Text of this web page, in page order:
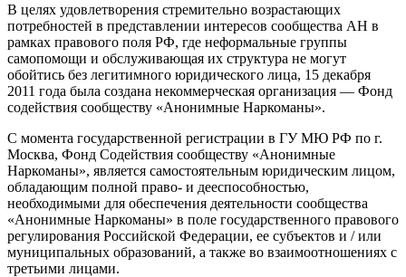
В целях удовлетворения стремительно возрастающих
потребностей в представлении интересов сообщества АН в
рамках правового поля РФ, где неформальные группы
самопомощи и обслуживающая их структура не могут
обойтись без легитимного юридического лица, 15 декабря
2011 года была создана некоммерческая организация — Фонд
содействия сообществу «Анонимные Наркоманы».
С момента государственной регистрации в ГУ МЮ РФ по г.
Москва, Фонд Содействия сообществу «Анонимные
Наркоманы», является самостоятельным юридическим лицом,
обладающим полной право- и дееспособностью,
необходимыми для обеспечения деятельности сообщества
«Анонимные Наркоманы» в поле государственного правового
регулирования Российской Федерации, ее субъектов и / или
муниципальных образований, а также во взаимоотношениях с
третьими лицами.